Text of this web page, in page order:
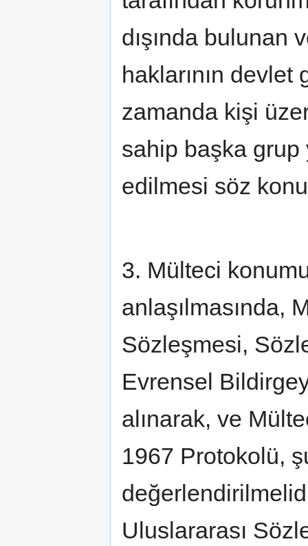
dışında bulunan
haklarının
zamanda kişi
sahip başka grup
edilmesi söz
3. Mülteci
anlaşılmasında,
Sözleşmesi,
Evrensel
alınarak, ve
1967 Protokolü,
Uluslararası